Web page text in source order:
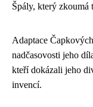
Špály, který zkoumá
Adaptace
nadčasovosti jeho
kteří dokázali jeho
invencí.